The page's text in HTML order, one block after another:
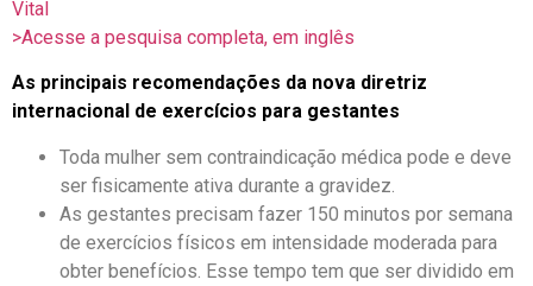
Vital
>Acesse a pesquisa completa, em inglês
As principais recomendações da nova diretriz
internacional de exercícios para gestantes
Toda mulher sem contraindicação médica pode e deve
ser fisicamente ativa durante a gravidez.
As gestantes precisam fazer 150 minutos por semana
de exercícios físicos em intensidade moderada para
obter benefícios. Esse tempo tem que ser dividido em